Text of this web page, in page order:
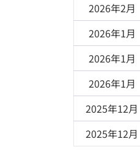
2026年2月
2026年1月
2026年1月
2026年1月
2025年12月
2025年12月